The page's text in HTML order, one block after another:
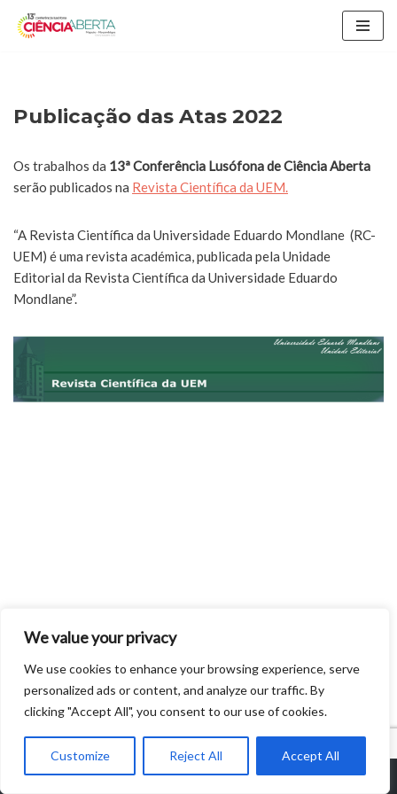
We value your privacy
We use cookies to enhance your browsing experience, serve
personalized ads or content, and analyze our traffic. By
clicking "Accept All", you consent to our use of cookies.
Customize Reject All Accept All
conteúdo
Publicação das Atas 2022
Os trabalhos da 13ª Conferência Lusófona de Ciência Aberta
serão publicados na Revista Científica da UEM.
“A Revista Científica da Universidade Eduardo Mondlane ­ (RC-
UEM) é uma revista académica, publicada pela Unidade
Editorial da Revista Científica da Universidade Eduardo
Mondlane”.
CONFOA|Conferência Lusófona de Ciência Aberta